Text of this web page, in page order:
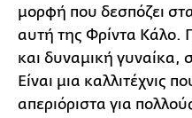
μορφή που δεσπόζει
αυτή της Φρίντα Κάλο.
και δυναμική γυναίκα,
Είναι μια καλλιτέχνις
απεριόριστα για